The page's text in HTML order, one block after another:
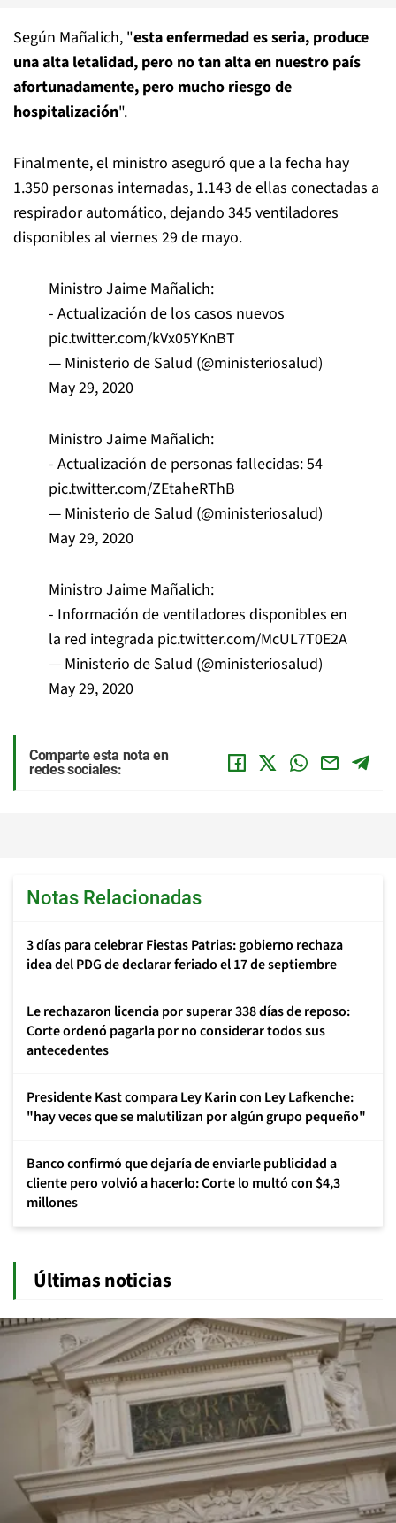
Según Mañalich, "esta enfermedad es seria, produce
una alta letalidad, pero no tan alta en nuestro país
afortunadamente, pero mucho riesgo de
hospitalización".
Finalmente, el ministro aseguró que a la fecha hay
1.350 personas internadas, 1.143 de ellas conectadas a
respirador automático, dejando 345 ventiladores
disponibles al viernes 29 de mayo.
Ministro Jaime Mañalich:
- Actualización de los casos nuevos
pic.twitter.com/kVx05YKnBT
— Ministerio de Salud (@ministeriosalud)
May 29, 2020
Ministro Jaime Mañalich:
- Actualización de personas fallecidas: 54
pic.twitter.com/ZEtaheRThB
— Ministerio de Salud (@ministeriosalud)
May 29, 2020
Ministro Jaime Mañalich:
- Información de ventiladores disponibles en
la red integrada pic.twitter.com/McUL7T0E2A
— Ministerio de Salud (@ministeriosalud)
May 29, 2020
Comparte esta nota en
redes sociales:
Notas Relacionadas
3 días para celebrar Fiestas Patrias: gobierno rechaza
idea del PDG de declarar feriado el 17 de septiembre
Le rechazaron licencia por superar 338 días de reposo:
Corte ordenó pagarla por no considerar todos sus
antecedentes
Presidente Kast compara Ley Karin con Ley Lafkenche:
"hay veces que se malutilizan por algún grupo pequeño"
Banco confirmó que dejaría de enviarle publicidad a
cliente pero volvió a hacerlo: Corte lo multó con $4,3
millones
Últimas noticias